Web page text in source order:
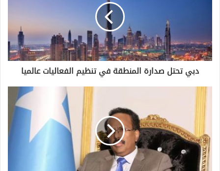
دبي تحتل صدارة المنطقة في تنظيم الفعاليات عالميا